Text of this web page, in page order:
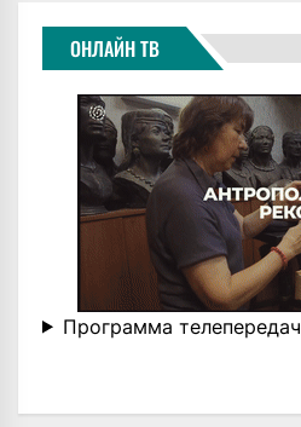
ОНЛАЙН ТВ
Программа телепередач